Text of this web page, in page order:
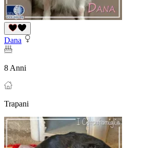
Dana
8 Anni
Trapani